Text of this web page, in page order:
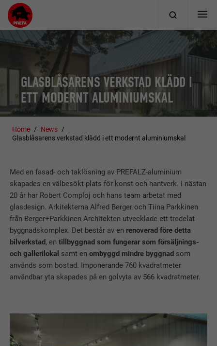
GLASBLÅSARENS VERKSTAD KLÄDD I
ETT MODERNT ALUMINIUMSKAL
Home
News
Glasblåsarens verkstad klädd i ett modernt aluminiumskal
Med en fasad- och taklösning av PREFALZ-aluminium
skapades en välbesökt plats för konst och hantverk. I nästan
20 år har Robert Comploj och hans team arbetat med
glasdesign. Arkitekterna Alfred Berger och Tiina Parkkinen
från Berger+Parkkinen Architekten utvecklade ett tredelat
byggnadskomplex. Det består av en renoverad före detta
bilverkstad, en tillbyggnad som fungerar som försäljnings-
och gallerilokal samt enombyggd mindre byggnad som
används som bostad. Imponerande 760 kvadratmeter
användbar yta skapades på en golvyta av 566 kvadratmeter.